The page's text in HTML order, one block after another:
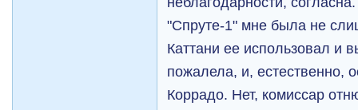
"Спруте-1" мне была не
Каттани ее использовал и
пожалела, и, естественно,
Коррадо. Нет, комиссар